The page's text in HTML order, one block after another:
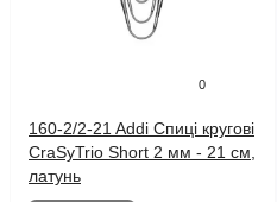
0
160-2/2-21 Addi Спиці кругові
CraSyTrio Short 2 мм - 21 см,
латунь